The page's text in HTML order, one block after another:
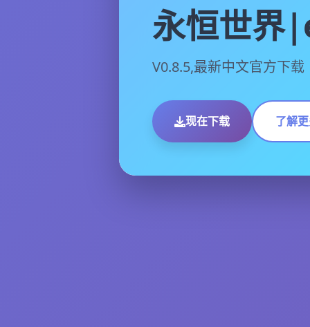
永恒世
V0.8.5,最新中文官方下载
现在下载 了解